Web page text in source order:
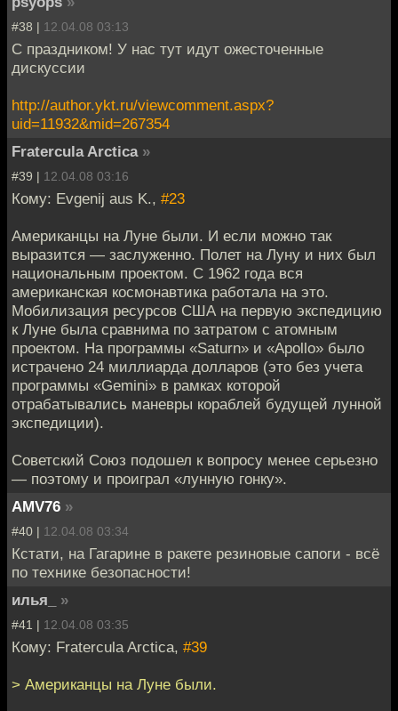
#38 | 12.04.08 03:13
С праздником! У нас тут идут ожесточенные
дискуссии
http://author.ykt.ru/viewcomment.aspx?
uid=11932&mid=267354
Fratercula Arctica »
#39 | 12.04.08 03:16
Кому: Evgenij aus K., #23
Американцы на Луне были. И если можно так
выразится — заслуженно. Полет на Луну и них был
национальным проектом. С 1962 года вся
американская космонавтика работала на это.
Мобилизация ресурсов США на первую экспедицию
к Луне была сравнима по затратом с атомным
проектом. На программы «Saturn» и «Apollo» было
истрачено 24 миллиарда долларов (это без учета
программы «Gemini» в рамках которой
отрабатывались маневры кораблей будущей лунной
экспедиции).
Советский Союз подошел к вопросу менее серьезно
— поэтому и проиграл «лунную гонку».
AMV76 »
#40 | 12.04.08 03:34
Кстати, на Гагарине в ракете резиновые сапоги - всё
по технике безопасности!
илья_
»
#41 | 12.04.08 03:35
Кому: Fratercula Arctica, #39
> Американцы на Луне были.